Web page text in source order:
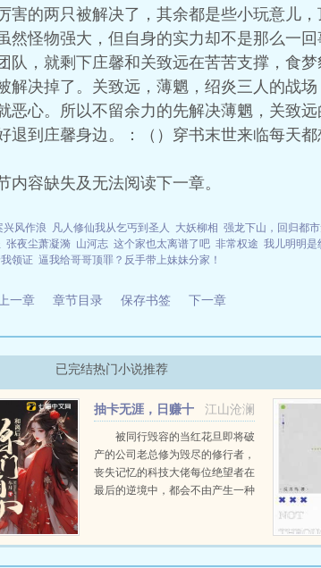
害的两只被解决了，其余都是些小玩意儿
然怪物强大，但自身的实力却不是那么一
队，就剩下庄馨和关致远在苦苦支撑，食
决掉了。关致远，薄魍，绍炎三人的战
恶心。所以不留余力的先解决薄魍，关致
退到庄馨身边。：（）穿书末世来临每天都
容缺失及无法阅读下一章。
兴风作浪 凡人修仙我从乞丐到圣人 大妖柳相 强龙下山，回归都
张夜尘萧凝漪 山河志 这个家也太离谱了吧 非常权途 我儿明明是
领证 逼我给哥哥顶罪？反手带上妹妹分家！
一章 章节目录 保存书签 下一章
已完结热门小说推荐
江山沧澜
抽卡无涯，日赚十
被同行毁容的当红花旦即将破
产的公司老总修为毁尽的修行者，
丧失记忆的科技大佬每位绝望者在
最后的逆境中，都会不由产生一种
一位靠信仰之力为生...